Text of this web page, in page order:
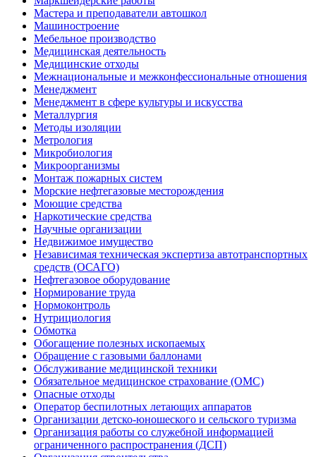
Мастера и преподаватели автошкол
Машиностроение
Мебельное производство
Медицинская деятельность
Медицинские отходы
Межнациональные и межконфессиональные отношения
Менеджмент
Менеджмент в сфере культуры и искусства
Металлургия
Методы изоляции
Метрология
Микробиология
Микроорганизмы
Монтаж пожарных систем
Морские нефтегазовые месторождения
Моющие средства
Наркотические средства
Научные организации
Недвижимое имущество
Независимая техническая экспертиза автотранспортных
средств (ОСАГО)
Нефтегазовое оборудование
Нормирование труда
Нормоконтроль
Нутрициология
Обмотка
Обогащение полезных ископаемых
Обращение с газовыми баллонами
Обслуживание медицинской техники
Обязательное медицинское страхование (ОМС)
Опасные отходы
Оператор беспилотных летающих аппаратов
Организации детско-юношеского и сельского туризма
Организация работы со служебной информацией
ограниченного распространения (ДСП)